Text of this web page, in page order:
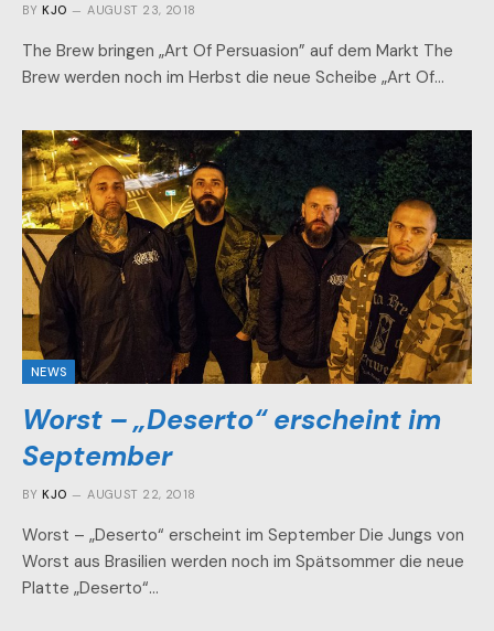
BY KJO AUGUST 23, 2018
The Brew bringen „Art Of Persuasion” auf dem Markt The
Brew werden noch im Herbst die neue Scheibe „Art Of…
NEWS
Worst – „Deserto“ erscheint im
September
BY KJO AUGUST 22, 2018
Worst – „Deserto“ erscheint im September Die Jungs von
Worst aus Brasilien werden noch im Spätsommer die neue
Platte „Deserto“…